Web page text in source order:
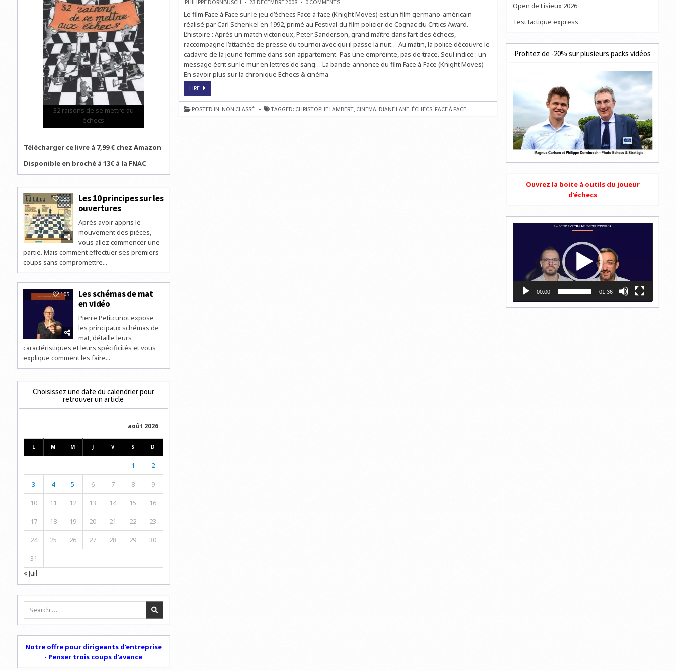
PHILIPPE DORNBUSCH 23 DÉCEMBRE 2008 0 COMMENTS
&
CINÉMA
:
À
FACE
DE
CARL
SCHENKEL
Le film Face à Face sur le jeu d’échecs Face à face (Knight Moves) est un film germano-américain
réalisé par Carl Schenkel en 1992, primé au Festival du film policier de Cognac du Critics Award.
L’histoire : Après un match victorieux, Peter Sanderson, grand maître dans l’art des échecs,
raccompagne l’attachée de presse du tournoi avec qui il passe la nuit… Au matin, la police découvre le
cadavre de la jeune femme dans son appartement. Pas une empreinte, pas de trace. Seul indice : un
message écrit sur le mur en lettres de sang… La bande-annonce du film Face à Face (Knight Moves)
En savoir plus sur la chronique Echecs & cinéma
LIREECHECS
CINÉMA
:
FACE
À
POSTED IN: NON CLASSÉ TAGGED: CHRISTOPHE LAMBERT, CINEMA DIANE LANE, ÉCHECS, FACE À FACE
32 raisons de se mettre au
échecs
Télécharger ce livre à 7,99 € chez Amazon
Disponible en broché à 13€ à la FNAC
180
Les 10 principes sur les
ouvertures
Après avoir appris le
mouvement des pièces,
vous allez commencer une
partie. Mais comment effectuer ses premiers
coups sans compromettre...
105
Les schémas de mat
en vidéo
Pierre Petitcunot expose
les principaux schémas de
mat, détaille leurs
caractéristiques et leurs spécificités et vous
explique comment les faire...
Choisissez une date du calendrier pour
retrouver un article
août 2026
L M M J V S D
1 2
3 4 5 6 7 8 9
10 11 12 13 14 15 16
17 18 19 20 21 22 23
24 25 26 27 28 29 30
31
« Juil
Search
Notre offre pour dirigeants d'entreprise
- Penser trois coups d'avance
Open de Lisieux 2026
Test tactique express
Profitez de -20% sur plusieurs packs vidéos
Ouvrez la boite à outils du joueur
d'échecs
00:00 01:36